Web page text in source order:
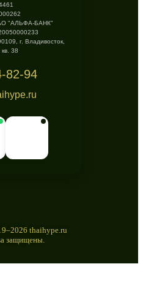
"АЛЬФА-БАНК"
г. Владивосток,
38
82-94
thaihype.ru
защищены.